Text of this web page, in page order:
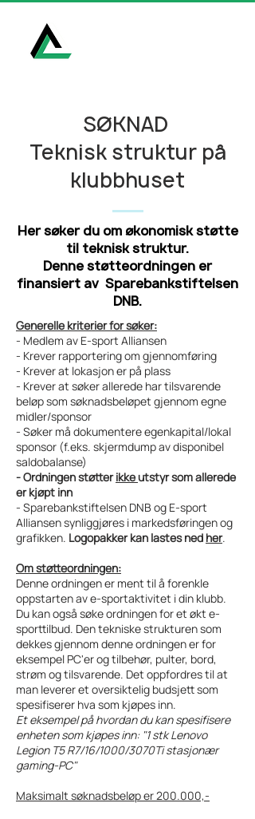
SØKNAD
Teknisk struktur på
klubbhuset
Her søker du om økonomisk støtte
til teknisk struktur.
Denne støtteordningen er
finansiert av Sparebankstiftelsen
DNB.
Generelle kriterier for søker:
- Medlem av E-sport Alliansen
- Krever rapportering om gjennomføring
- Krever at lokasjon er på plass
- Krever at søker allerede har tilsvarende
beløp som søknadsbeløpet gjennom egne
midler/sponsor
- Søker må dokumentere egenkapital/lokal
sponsor (f.eks. skjermdump av disponibel
saldobalanse)
- Ordningen støtterikkeutstyr som allerede
er kjøpt inn
- Sparebankstiftelsen DNB og E-sport
Alliansen synliggjøres i markedsføringen og
grafikken. Logopakker kan lastes ned her.
Om støtteordningen:
Denne ordningen er ment til å forenkle
oppstarten av e-sportaktivitet i din klubb.
Du kan også søke ordningen for et økt e-
sporttilbud. Den tekniske strukturen som
dekkes gjennom denne ordningen er for
eksempel PC'er og tilbehør, pulter, bord,
strøm og tilsvarende. Det oppfordres til at
man leverer et oversiktelig budsjett som
spesifiserer hva som kjøpes inn.
Et eksempel på hvordan du kan spesifisere
enheten som kjøpes inn: "1 stk Lenovo
Legion T5 R7/16/1000/3070Ti stasjonær
gaming-PC"
Maksimalt søknadsbeløp er 200.000,-